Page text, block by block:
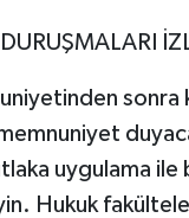
sonra
uygulama
Hukuk